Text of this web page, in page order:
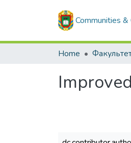
Communities
Home